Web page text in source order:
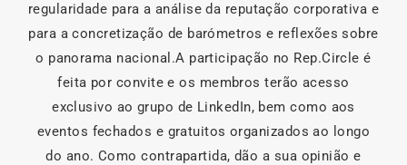
regularidade para a análise da reputação corporativa e
para a concretização de barómetros e reflexões sobre
o panorama nacional.A participação no Rep.Circle é
feita por convite e os membros terão acesso
exclusivo ao grupo de LinkedIn, bem como aos
eventos fechados e gratuitos organizados ao longo
do ano. Como contrapartida, dão a sua opinião e